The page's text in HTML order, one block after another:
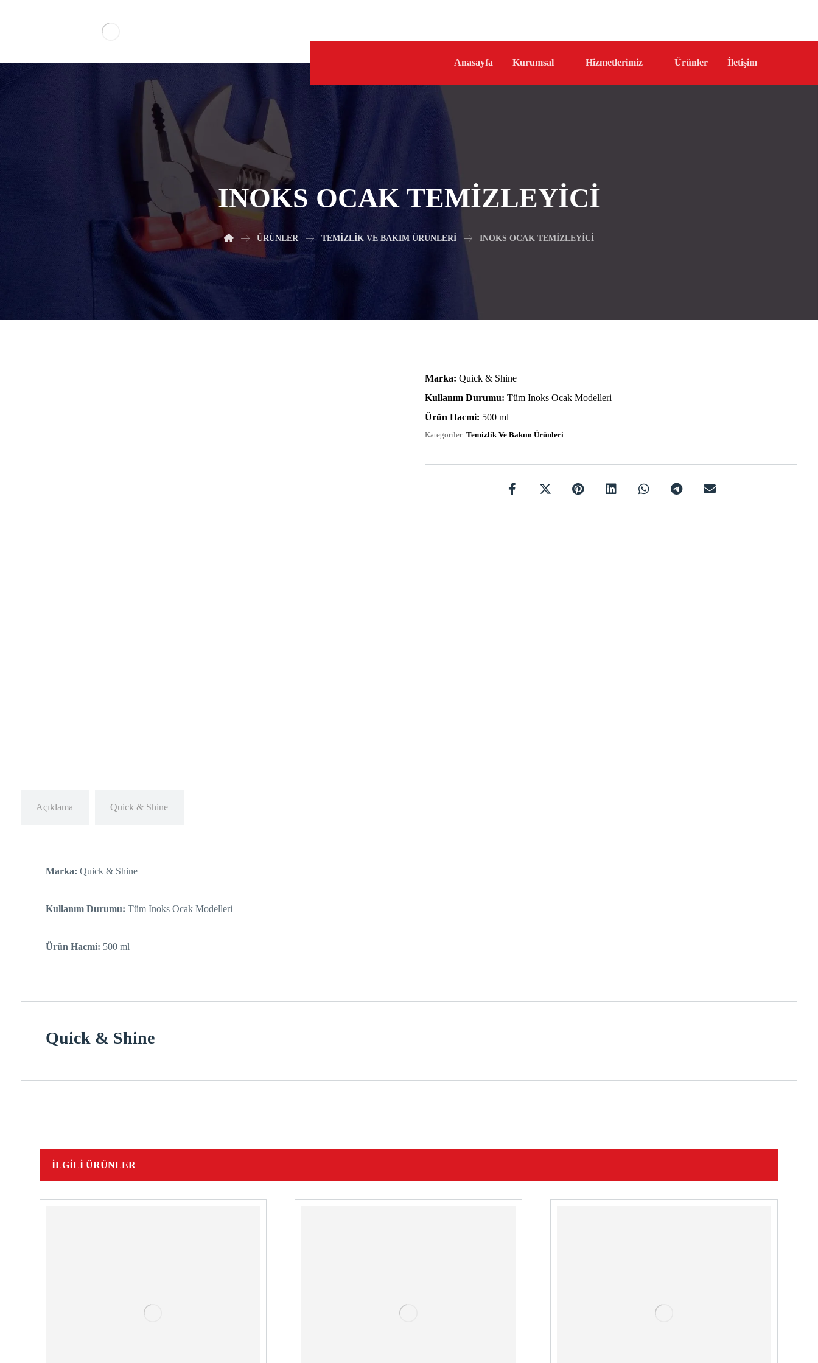
Anasayfa Kurumsal Hizmetlerimiz Ürünler İletişim
INOKS OCAK TEMIZLEYICI
ÜRÜNLER TEMIZLIK VE BAKIM ÜRÜNLERI INOKS OCAK TEMIZLEYICI
Marka: Quick & Shine
Kullanım Durumu: Tüm Inoks Ocak Modelleri
Ürün Hacmi: 500 ml
Kategoriler: Temizlik Ve Bakım Ürünleri
Açıklama Quick & Shine
Marka: Quick & Shine
Kullanım Durumu: Tüm Inoks Ocak Modelleri
Ürün Hacmi: 500 ml
Quick & Shine
İLGILI ÜRÜNLER